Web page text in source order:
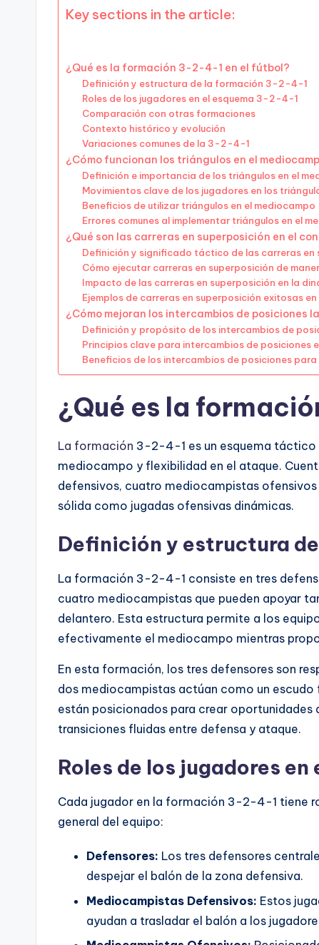
Key sections in the article:
¿Qué es la formación 3-2-4-1 en el fútbol?
Definición y estructura de la formación 3-2-4-1
Roles de los jugadores en el esquema 3-2-4-1
Comparación con otras formaciones
Contexto histórico y evolución
Variaciones comunes de la 3-2-4-1
¿Cómo funcionan los triángulos en el
Definición e importancia de los triángulos en el
Movimientos clave de los jugadores en los
Beneficios de utilizar triángulos en el mediocampo
Errores comunes al implementar triángulos en el
¿Qué son las carreras en superposición en el
Definición y significado táctico de las carreras en
Cómo ejecutar carreras en superposición de
Impacto de las carreras en superposición en la
Ejemplos de carreras en superposición exitosas
¿Cómo mejoran los intercambios de
Definición y propósito de los intercambios de
Principios clave para intercambios de posiciones
Beneficios de los intercambios de posiciones
¿Qué es la
La formación 3-2-4-1 es un esquema táctico
mediocampo y flexibilidad en el ataque.
defensivos, cuatro mediocampistas
sólida como jugadas ofensivas dinámicas.
Definición y estructura
La formación 3-2-4-1 consiste en tres
cuatro mediocampistas que pueden apoyar
delantero. Esta estructura permite a los
efectivamente el mediocampo mientras
En esta formación, los tres defensores son
dos mediocampistas actúan como un
están posicionados para crear
transiciones fluidas entre defensa y ataque.
Roles de los jugadores
Cada jugador en la formación 3-2-4-1 tiene
general del equipo:
Defensores: Los tres defensores
despejar el balón de la zona defensiva.
Mediocampistas Defensivos: Estos
ayudan a trasladar el balón a los